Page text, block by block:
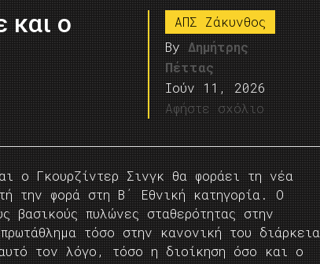
και ο
ΑΠΣ Ζάκυνθος
By Δημήτρης
Πέττας
Ιούν 11, 2026
Αφήστε σχόλιο
ο Γκουρζίντερ Σινγκ θα φοράει τη νέα
την φορά στη Β΄ Εθνική κατηγορία. Ο
βασικούς πυλώνες σταθερότητας στην
τόσο στην κανονική του διάρκεια
τον λόγο, τόσο η διοίκηση όσο και ο